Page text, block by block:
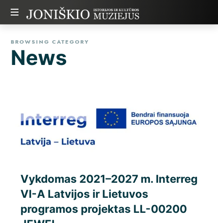
JONIŠKIO
ISTORIJOS
IR
MUZIEJUS
istorijos
ir
kultūros
BROWSING CATEGORY
News
Vykdomas 2021–2027 m. Interreg
VI-A Latvijos ir Lietuvos
programos projektas LL-00200